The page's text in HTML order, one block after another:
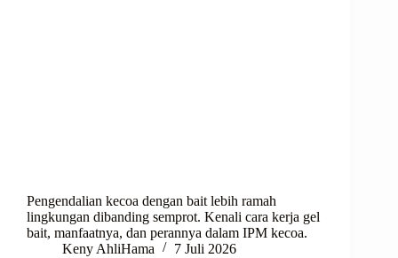
Pengendalian kecoa dengan bait lebih ramah
lingkungan dibanding semprot. Kenali cara kerja gel
bait, manfaatnya, dan perannya dalam IPM kecoa.
Keny AhliHama
7 Juli 2026